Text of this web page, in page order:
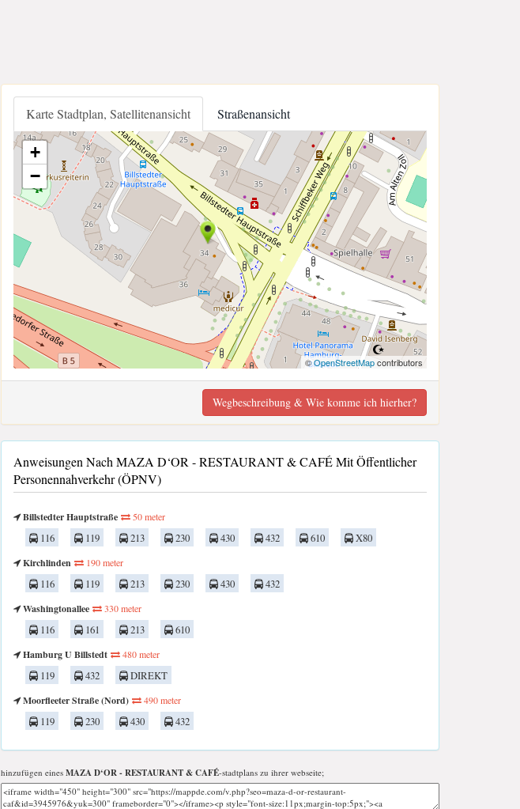
Karte Stadtplan, Satellitenansicht Straßenansicht
+
−
©OpenStreetMapcontributors
Wegbeschreibung & Wie komme ich hierher?
Anweisungen Nach MAZA D‘OR - RESTAURANT & CAFÉ Mit Öffentlicher
Personennahverkehr (ÖPNV)
Billstedter Hauptstraße 50 meter
116 119 213 230 430 432 610
X80
Kirchlinden
190 meter
116 119 213 230 430
432
Washingtonallee
330 meter
116 161 213
610
Hamburg U Billstedt
480 meter
119 432
DIREKT
Moorfleeter Straße (Nord)
490 meter
119 230 430 432
hinzufügen eines MAZA D‘OR - RESTAURANT & CAFÉ-stadtplans zu ihrer webseite;